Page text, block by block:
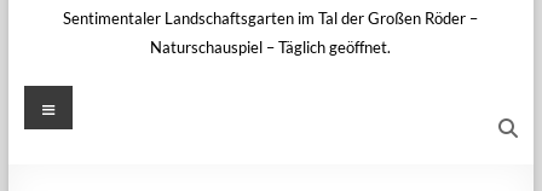
Sentimentaler Landschaftsgarten im Tal der Großen Röder –
Naturschauspiel – Täglich geöffnet.
Menü